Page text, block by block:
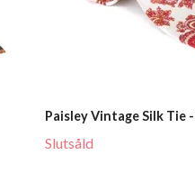
Paisley Vintage Silk Tie
Slutsåld